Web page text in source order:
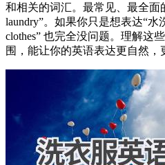
和相关的词汇。最常见、最全面
laundry”。如果你只是想表达“水
clothes” 也完全没问题。理解这
围，能让你的英语表达更自然，